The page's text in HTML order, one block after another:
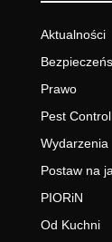
Aktualności
Prawo
Pest Control
Wydarzenia
Postaw na
PIORiN
Od Kuchni